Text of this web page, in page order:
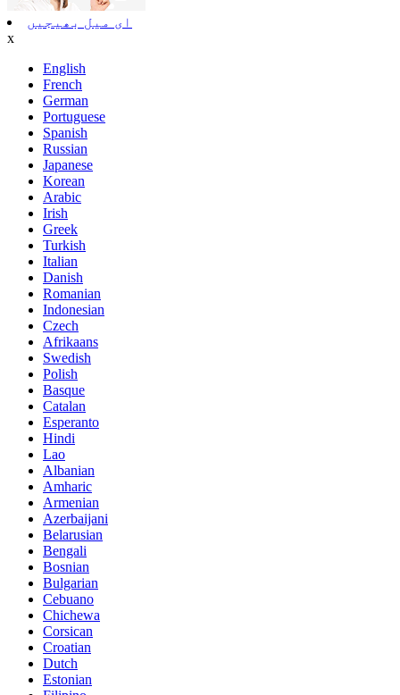
ای میل بھیجیں
x
English
French
German
Portuguese
Spanish
Russian
Japanese
Korean
Arabic
Irish
Greek
Turkish
Italian
Danish
Romanian
Indonesian
Czech
Afrikaans
Swedish
Polish
Basque
Catalan
Esperanto
Hindi
Lao
Albanian
Amharic
Armenian
Azerbaijani
Belarusian
Bengali
Bosnian
Bulgarian
Cebuano
Chichewa
Corsican
Croatian
Dutch
Estonian